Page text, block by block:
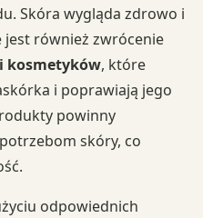
Skóra wygląda zdrowo i
również zwrócenie
kosmetyków, które
i poprawiają jego
powinny
skóry, co
odpowiednich